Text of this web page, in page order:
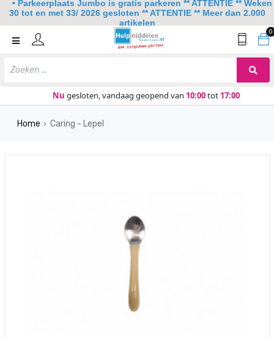
0
Nu gesloten, vandaag geopend van 10:00tot 17:00
Home
Home › Caring - Lepel
• Parkeerplaats Jumbo is gratis parkeren ** ATTENTIE ** Weken
30 tot en met 33/ 2026 gesloten ** ATTENTIE ** Meer dan 2.000
artikelen